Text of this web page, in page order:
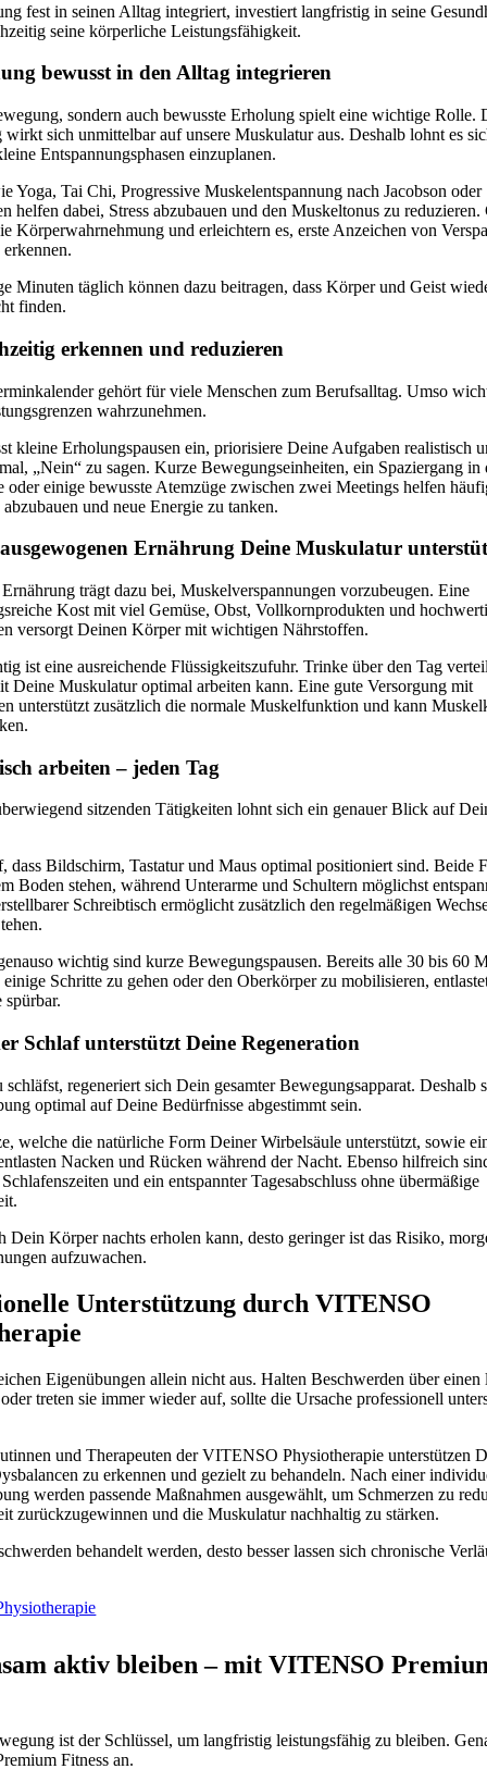
fest in seinen Alltag integriert, investiert langfristig in seine
seine körperliche Leistungsfähigkeit.
bewusst in den Alltag integrieren
sondern auch bewusste Erholung spielt eine wichtige Rolle.
wirkt sich unmittelbar auf unsere Muskulatur aus. Deshalb lohnt es
Entspannungsphasen einzuplanen.
Yoga, Tai Chi, Progressive Muskelentspannung nach Jacobson oder
helfen dabei, Stress abzubauen und den Muskeltonus zu
Körperwahrnehmung und erleichtern es, erste Anzeichen von
Minuten täglich können dazu beitragen, dass Körper und Geist
finden.
erkennen und reduzieren
gehört für viele Menschen zum Berufsalltag. Umso
wahrzunehmen.
kleine Erholungspausen ein, priorisiere Deine Aufgaben realistisch
„Nein“ zu sagen. Kurze Bewegungseinheiten, ein Spaziergang in
oder einige bewusste Atemzüge zwischen zwei Meetings helfen
abzubauen und neue Energie zu tanken.
Ernährung Deine Muskulatur
trägt dazu bei, Muskelverspannungen vorzubeugen. Eine
Kost mit viel Gemüse, Obst, Vollkornprodukten und
versorgt Deinen Körper mit wichtigen Nährstoffen.
ist eine ausreichende Flüssigkeitszufuhr. Trinke über den Tag
Deine Muskulatur optimal arbeiten kann. Eine gute Versorgung mit
unterstützt zusätzlich die normale Muskelfunktion und kann
arbeiten – jeden Tag
sitzenden Tätigkeiten lohnt sich ein genauer Blick auf
dass Bildschirm, Tastatur und Maus optimal positioniert sind. Beide
Boden stehen, während Unterarme und Schultern möglichst
Schreibtisch ermöglicht zusätzlich den regelmäßigen
wichtig sind kurze Bewegungspausen. Bereits alle 30 bis 60
einige Schritte zu gehen oder den Oberkörper zu mobilisieren,
spürbar.
Schlaf unterstützt Deine Regeneration
schläfst, regeneriert sich Dein gesamter Bewegungsapparat. Deshalb
optimal auf Deine Bedürfnisse abgestimmt sein.
welche die natürliche Form Deiner Wirbelsäule unterstützt, sowie
Nacken und Rücken während der Nacht. Ebenso hilfreich
und ein entspannter Tagesabschluss ohne übermäßige
Dein Körper nachts erholen kann, desto geringer ist das Risiko,
aufzuwachen.
Unterstützung durch VITENSO
Eigenübungen allein nicht aus. Halten Beschwerden über einen
treten sie immer wieder auf, sollte die Ursache professionell
und Therapeuten der VITENSO Physiotherapie unterstützen
zu erkennen und gezielt zu behandeln. Nach einer
werden passende Maßnahmen ausgewählt, um Schmerzen zu
zurückzugewinnen und die Muskulatur nachhaltig zu stärken.
behandelt werden, desto besser lassen sich chronische
aktiv bleiben – mit VITENSO
ist der Schlüssel, um langfristig leistungsfähig zu bleiben.
Fitness an.